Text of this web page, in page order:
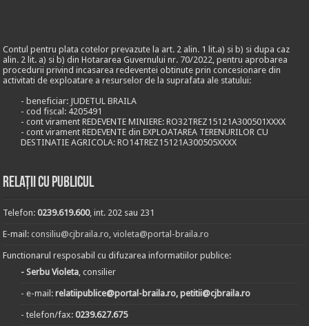
Contul pentru plata cotelor prevazute la art. 2 alin. 1 lit.a) si b) si dupa caz
alin. 2 lit. a) si b) din Hotararea Guvernului nr. 70/2022, pentru aprobarea
procedurii privind incasarea redeventei obtinute prin concesionare din
activitati de exploatare a resurselor de la suprafata ale statului:
- beneficiar: JUDETUL BRAILA
- cod fiscal: 4205491
- cont virament REDEVENTE MINIERE: RO32TREZ15121A300501XXXX
- cont virament REDEVENTE din EXPLOATAREA TERENURILOR CU
DESTINATIE AGRICOLA: RO14TREZ15121A300505XXXX
Relații cu publicul
Telefon:0239.619.600, int. 202 sau 231
E-mail:consiliu@cjbraila.ro,violeta@portal-braila.ro
Functionarul resposabil cu difuzarea informatiilor publice:
- Serbu Violeta, consilier
- e-mail:relatiipublice@portal-braila.ro, petitii@cjbraila.ro
- telefon/fax:0239.627.675